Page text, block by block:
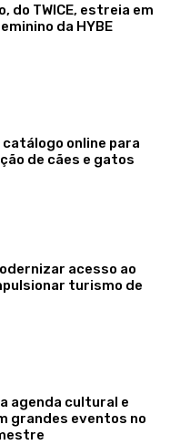
do TWICE, estreia em
da HYBE
catálogo online para
de cães e gatos
acesso ao
turismo de
agenda cultural e
grandes eventos no